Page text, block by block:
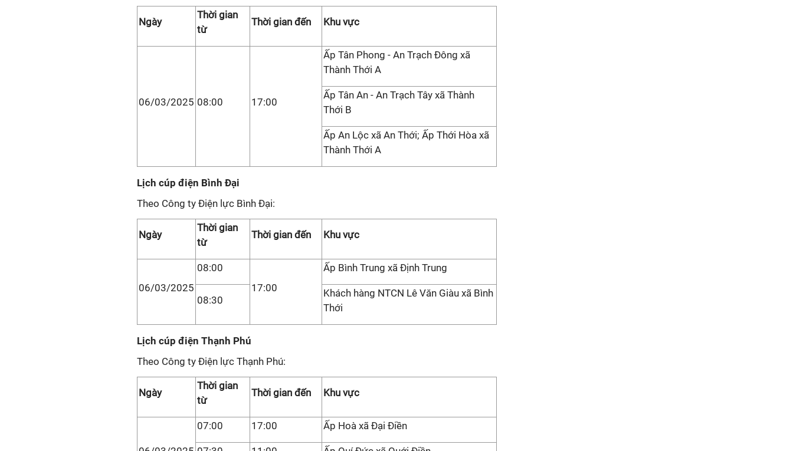
Ngày
Thời gian
từ
Thời gian đến Khu vực
06/03/2025 08:00 17:00
Ấp Tân Phong - An Trạch Đông xã
Thành Thới A
Ấp Tân An - An Trạch Tây xã Thành
Thới B
Ấp An Lộc xã An Thới; Ấp Thới Hòa xã
Thành Thới A
Lịch cúp điện Bình Đại
Theo Công ty Điện lực Bình Đại:
Ngày
Thời gian
từ
Thời gian đến Khu vực
06/03/2025
08:00
17:00
Ấp Bình Trung xã Định Trung
08:30
Khách hàng NTCN Lê Văn Giàu xã Bình
Thới
Lịch cúp điện Thạnh Phú
Theo Công ty Điện lực Thạnh Phú:
Ngày
Thời gian
từ
Thời gian đến Khu vực
07:00 17:00 Ấp Hoà xã Đại Điền